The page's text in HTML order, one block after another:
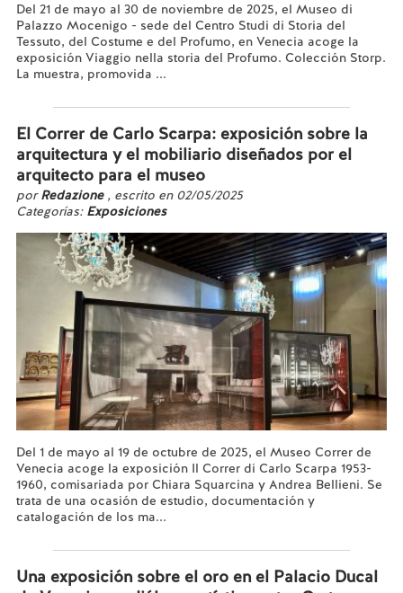
Del 21 de mayo al 30 de noviembre de 2025, el Museo di
Palazzo Mocenigo - sede del Centro Studi di Storia del
Tessuto, del Costume e del Profumo, en Venecia acoge la
exposición Viaggio nella storia del Profumo. Colección Storp.
La muestra, promovida ...
El Correr de Carlo Scarpa: exposición sobre la
arquitectura y el mobiliario diseñados por el
arquitecto para el museo
porRedazione , escrito en 02/05/2025
Categorías: Exposiciones
Del 1 de mayo al 19 de octubre de 2025, el Museo Correr de
Venecia acoge la exposición Il Correr di Carlo Scarpa 1953-
1960, comisariada por Chiara Squarcina y Andrea Bellieni. Se
trata de una ocasión de estudio, documentación y
catalogación de los ma...
Una exposición sobre el oro en el Palacio Ducal